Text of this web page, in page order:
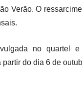
Verão. O
no quartel
do dia 6 de